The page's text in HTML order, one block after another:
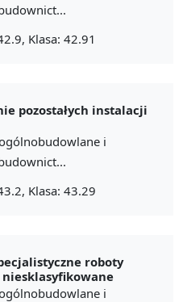
Klasa: 42.91
pozostałych instalacji
i
Klasa: 43.29
roboty
i